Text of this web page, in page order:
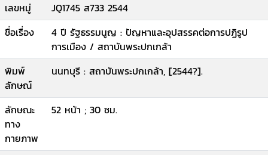
เลขหมู่
JQ1745 ส733 2544
ชื่อเรื่อง
4 ปี รัฐธรรมนูญ : ปัญหาและอุปสรรคต่อการปฏิรูป
การเมือง / สถาบันพระปกเกล้า
พิมพ์
ลักษณ์
นนทบุรี : สถาบันพระปกเกล้า, [2544?].
ลักษณะ
ทาง
กายภาพ
52 หน้า ; 30 ซม.